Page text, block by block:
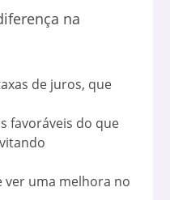
na
de juros, que
favoráveis do que
ver uma melhora no